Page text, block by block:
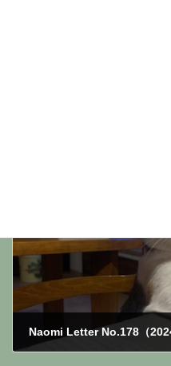
Naomi Letter No.178（